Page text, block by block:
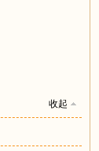
收起